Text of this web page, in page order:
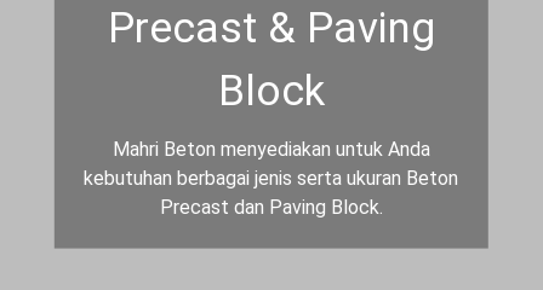
Precast & Paving
Block
Mahri Beton menyediakan untuk Anda
kebutuhan berbagai jenis serta ukuran Beton
Precast dan Paving Block.